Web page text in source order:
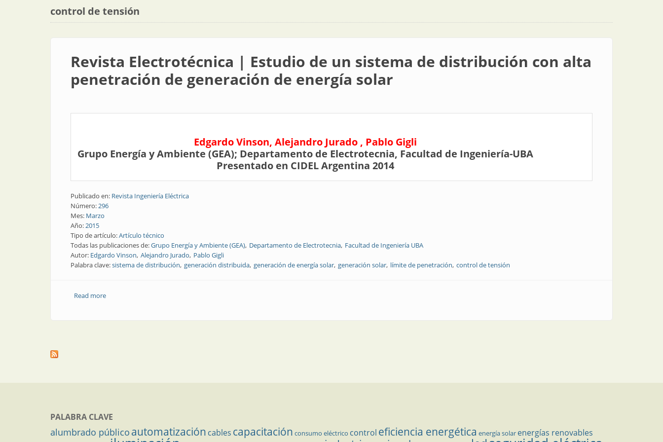
control de tensión
Revista Electrotécnica | Estudio de un sistema de distribución con alta
penetración de generación de energía solar
Edgardo Vinson, Alejandro Jurado , Pablo Gigli
Grupo Energía y Ambiente (GEA); Departamento de Electrotecnia, Facultad de Ingeniería-UBA
Presentado en CIDEL Argentina 2014
Publicado en: Revista Ingeniería Eléctrica
Número:296
Mes: Marzo
Año:2015
Tipo de artículo:Artículo técnico
Todas las publicaciones de:Grupo Energía y Ambiente (GEA) Departamento de Electrotecnia Facultad de Ingeniería UBA
Autor: Edgardo Vinson Alejandro Jurado Pablo Gigli
Palabra clave:sistema de distribución generación distribuida generación de energía solar generación solar límite de penetración control de tensión
Read moreabout Revista Electrotécnica | Estudio de un sistema de distribución con alta penetración de generación de energía solar
PALABRA CLAVE
alumbrado público automatización cables capacitación consumo eléctrico control eficiencia energética energía solar energías renovables